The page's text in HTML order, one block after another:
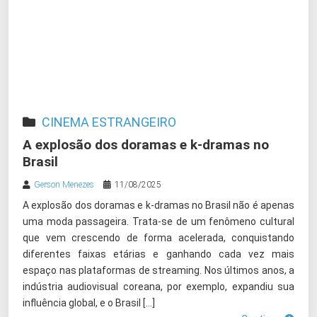
CINEMA ESTRANGEIRO
A explosão dos doramas e k-dramas no
Brasil
Gerson Menezes 11/08/2025
A explosão dos doramas e k-dramas no Brasil não é apenas
uma moda passageira. Trata-se de um fenômeno cultural
que vem crescendo de forma acelerada, conquistando
diferentes faixas etárias e ganhando cada vez mais
espaço nas plataformas de streaming. Nos últimos anos, a
indústria audiovisual coreana, por exemplo, expandiu sua
influência global, e o Brasil […]